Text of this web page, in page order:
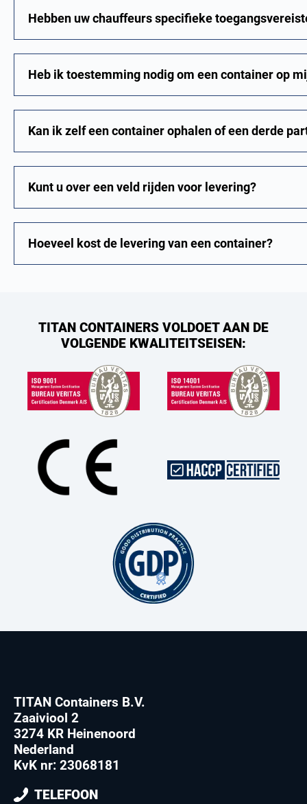
Hebben uw chauffeurs specifieke
Heb ik toestemming nodig om een container op
Kan ik zelf een container ophalen of een derde
Kunt u over een veld rijden voor levering?
Hoeveel kost de levering van een container?
TITAN CONTAINERS VOLDOET AAN DE
VOLGENDE KWALITEITSEISEN:
TITAN Containers B.V.
Zaaiviool 2
3274 KR Heinenoord
Nederland
KvK nr: 23068181
TELEFOON